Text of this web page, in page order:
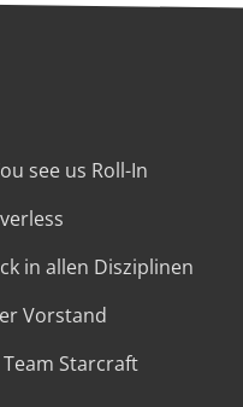
see us Roll-In
in allen Disziplinen
Vorstand
Starcraft